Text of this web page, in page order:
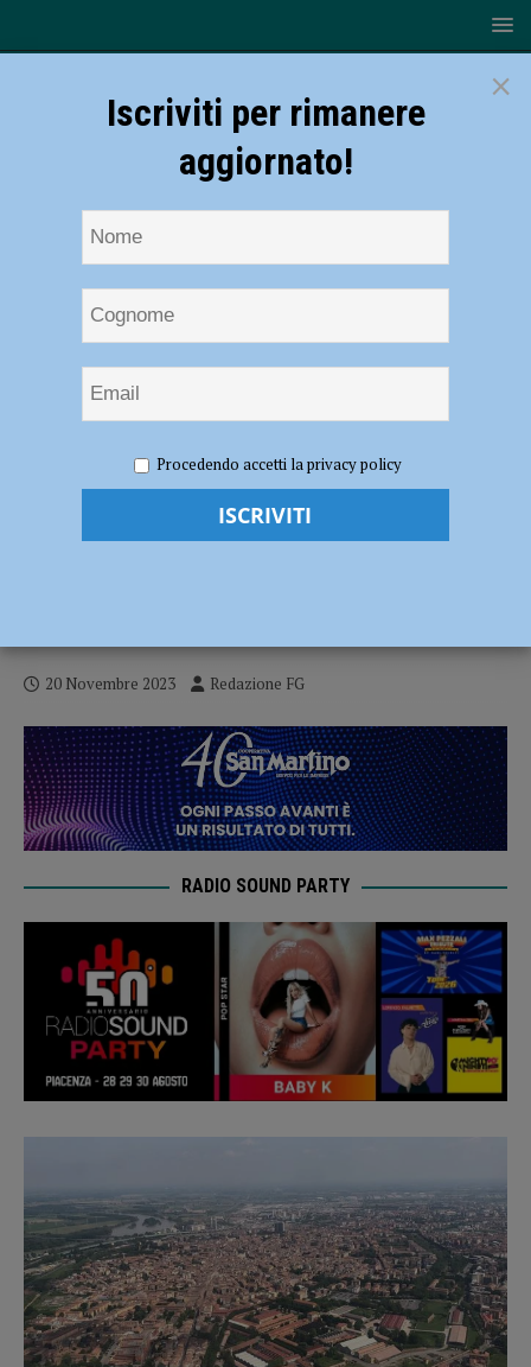
vita, Piacenza perde dieci posizioni ed è 46esima nella classifica di
ItaliaOggi
Qualità della vita, Piacenza perde dieci
20 Novembre 2023 Redazione FG
RADIO SOUND PARTY
×
Iscriviti per rimanere
aggiornato!
Procedendo accetti la privacy policy